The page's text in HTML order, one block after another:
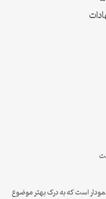
است که به درک بهتر موضوع